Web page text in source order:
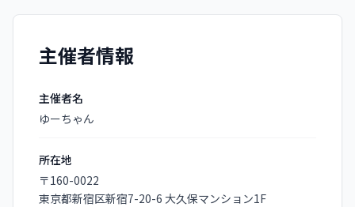
主催者情報
主催者名
ゆーちゃん
所在地
〒160-0022
東京都新宿区新宿7-20-6 大久保マンション1F